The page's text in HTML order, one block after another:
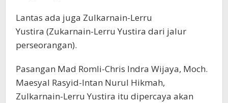
Lantas ada juga Zulkarnain-Lerru
Yustira (Zukarnain-Lerru Yustira dari jalur
perseorangan).
Pasangan Mad Romli-Chris Indra Wijaya, Moch.
Maesyal Rasyid-Intan Nurul Hikmah,
Zulkarnain-Lerru Yustira itu dipercaya akan